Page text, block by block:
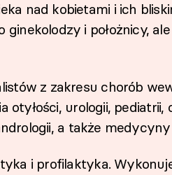
nad kobietami i ich
ginekolodzy i położnicy,
z zakresu chorób
otyłości, urologii, pediatrii,
a także
i profilaktyka.